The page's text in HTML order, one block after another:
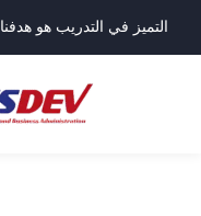
التميز في التدريب هو هدفنا